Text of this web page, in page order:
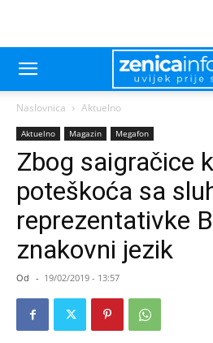
Naslovnica Aktuelno
Aktuelno Magazin Megafon
Zbog saigračice
poteškoća sa
reprezentativke
znakovni jezik
Od - 19/02/2019 - 13:57